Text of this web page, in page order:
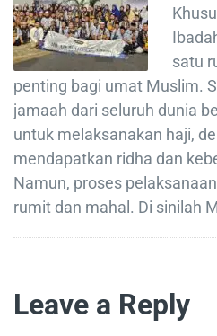
satu
penting bagi umat Muslim.
jamaah dari seluruh dunia
untuk melaksanakan haji,
mendapatkan ridha dan
Namun, proses
rumit dan mahal. Di sinilah
Leave a Reply